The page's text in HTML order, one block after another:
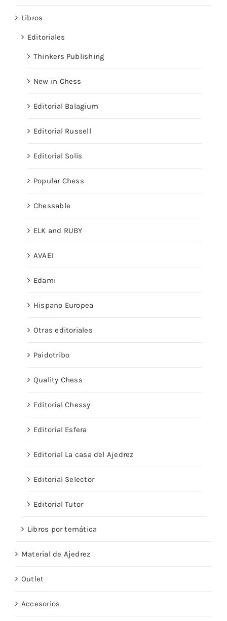
Libros
Editoriales
Thinkers Publishing
New in Chess
Editorial Balagium
Editorial Russell
Editorial Solis
Popular Chess
Chessable
ELK and RUBY
AVAEI
Edami
Hispano Europea
Otras editoriales
Paidotribo
Quality Chess
Editorial Chessy
Editorial Esfera
Editorial La casa del Ajedrez
Editorial Selector
Editorial Tutor
Libros por temática
Material de Ajedrez
Outlet
Accesorios